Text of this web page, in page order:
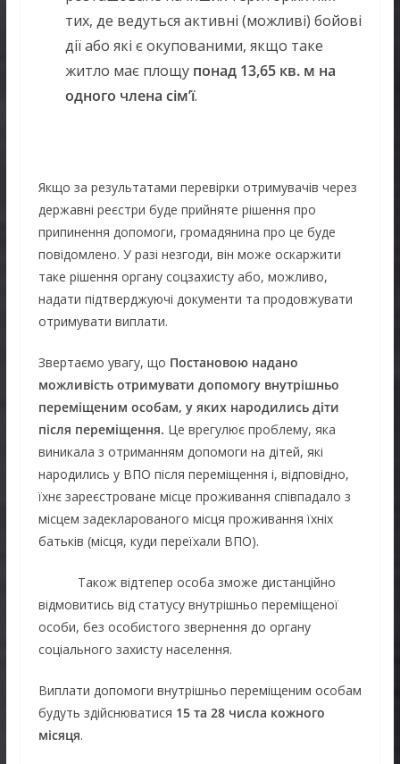
тих, де ведуться активні (можливі) бойові
дії або які є окупованими, якщо таке
житло має площу понад 13,65 кв. м на
одного члена сім’ї.
Якщо за результатами перевірки отримувачів через
державні реєстри буде прийняте рішення про
припинення допомоги, громадянина про це буде
повідомлено. У разі незгоди, він може оскаржити
таке рішення органу соцзахисту або, можливо,
надати підтверджуючі документи та продовжувати
отримувати виплати.
Звертаємо увагу, що Постановою надано
можливість отримувати допомогу внутрішньо
переміщеним особам, у яких народились діти
після переміщення. Це врегулює проблему, яка
виникала з отриманням допомоги на дітей, які
народились у ВПО після переміщення і, відповідно,
їхнє зареєстроване місце проживання співпадало з
місцем задекларованого місця проживання їхніх
батьків (місця, куди переїхали ВПО).
Також відтепер особа зможе дистанційно
відмовитись від статусу внутрішньо переміщеної
особи, без особистого звернення до органу
соціального захисту населення.
Виплати допомоги внутрішньо переміщеним особам
будуть здійснюватися 15 та 28 числа кожного
місяця.